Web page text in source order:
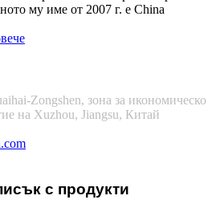
му име от 2007 г. е China
Zongshen, зона за икономическо
на Xuzhou, Jiangsu, Китай
с продукти